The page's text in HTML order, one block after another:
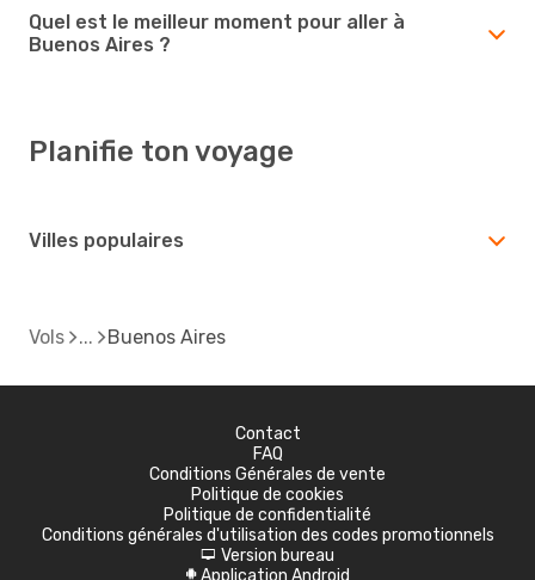
Quel est le meilleur moment pour aller à
Buenos Aires ?
Planifie ton voyage
Villes populaires
Vols Buenos Aires
Contact
FAQ
Conditions Générales de vente
Politique de cookies
Politique de confidentialité
Conditions générales d'utilisation des codes promotionnels
d Version bureau
A Application Android